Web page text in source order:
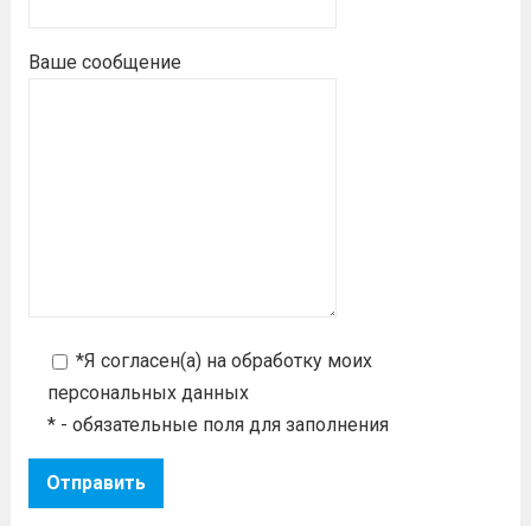
Ваше сообщение
*Я согласен(а) на обработку моих
персональных данных
* - обязательные поля для заполнения